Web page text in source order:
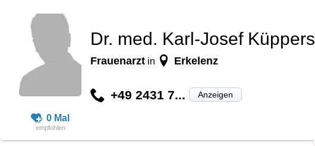
0 Mal
Dr. med. Karl-Josef Küppers
Frauenarzt in Erkelenz
+49 2431 7... Anzeigen